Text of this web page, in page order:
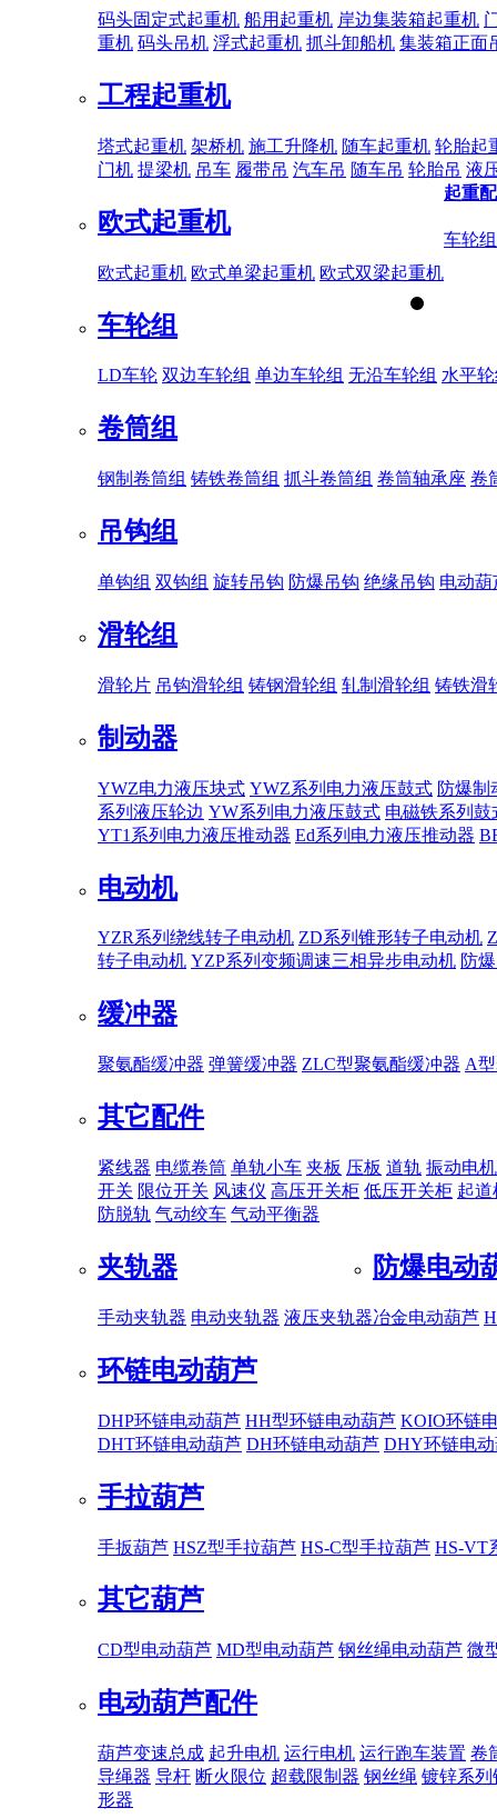
码头固定式起重机 船用起重机 岸边集装箱起重机
重机 码头吊机 浮式起重机 抓斗卸船机 集装箱正面
工程起重机
塔式起重机 架桥机 施工升降机 随车起重机 轮胎起
门机 提梁机 吊车 履带吊 汽车吊 随车吊 轮胎吊 液
欧式起重机
欧式起重机 欧式单梁起重机 欧式双梁起重机
起重
车轮组
车轮组
LD车轮 双边车轮组 单边车轮组 无沿车轮组 水平
卷筒组
钢制卷筒组 铸铁卷筒组 抓斗卷筒组 卷筒轴承座 卷
吊钩组
单钩组 双钩组 旋转吊钩 防爆吊钩 绝缘吊钩 电动
滑轮组
滑轮片 吊钩滑轮组 铸钢滑轮组 轧制滑轮组 铸铁滑
制动器
YWZ电力液压块式 YWZ系列电力液压鼓式 防爆制
系列液压轮边 YW系列电力液压鼓式 电磁铁系列鼓
YT1系列电力液压推动器 Ed系列电力液压推动器
电动机
YZR系列绕线转子电动机 ZD系列锥形转子电动机
转子电动机 YZP系列变频调速三相异步电动机 防
缓冲器
聚氨酯缓冲器 弹簧缓冲器 ZLC型聚氨酯缓冲器 A
其它配件
紧线器 电缆卷筒 单轨小车 夹板 压板 道轨 振动电机
开关 限位开关 风速仪 高压开关柜 低压开关柜 起道
防脱轨 气动绞车 气动平衡器
夹轨器
手动夹轨器 电动夹轨器 液压夹轨器
防爆电动
冶金电动葫芦
环链电动葫芦
DHP环链电动葫芦 HH型环链电动葫芦 KOIO环链
DHT环链电动葫芦 DH环链电动葫芦 DHY环链电
手拉葫芦
手扳葫芦 HSZ型手拉葫芦 HS-C型手拉葫芦 HS-VT
其它葫芦
CD型电动葫芦 MD型电动葫芦 钢丝绳电动葫芦 微
电动葫芦配件
葫芦变速总成 起升电机 运行电机 运行跑车装置 卷
导绳器 导杆 断火限位 超载限制器 钢丝绳 镀锌系列
形器